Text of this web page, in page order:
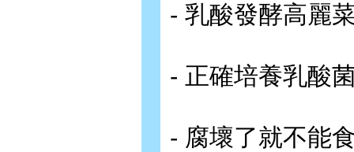
- 乳酸發酵高麗
- 正確培養乳酸
- 腐壞了就不能